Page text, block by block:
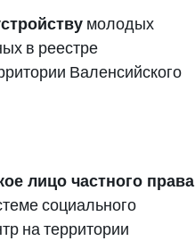
молодых
в реестре
Валенсийского
лицо частного права
социального
на территории